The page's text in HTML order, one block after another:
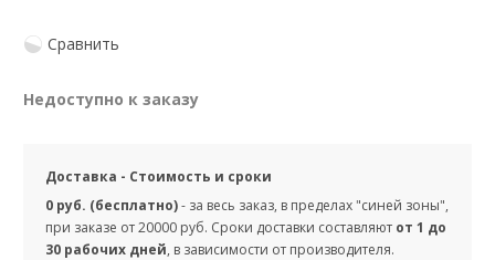
Сравнить
Недоступно к заказу
Доставка - Стоимость и сроки
0 руб. (бесплатно)- за весь заказ, в пределах "синей зоны",
при заказе от 20000 руб. Сроки доставки составляют от 1 до
30 рабочих дней, в зависимости от производителя.